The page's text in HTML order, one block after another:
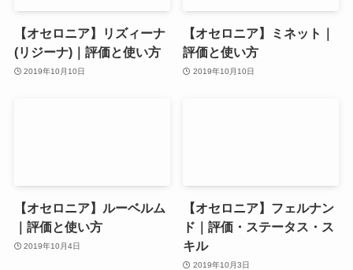
【オセロニア】リズィーナ
(リジーナ)｜評価と使い方
2019年10月10日
【オセロニア】ミネット｜
評価と使い方
2019年10月10日
【オセロニア】ルーベルム
｜評価と使い方
2019年10月4日
【オセロニア】フェルナン
ド｜評価・ステータス・ス
キル
2019年10月3日